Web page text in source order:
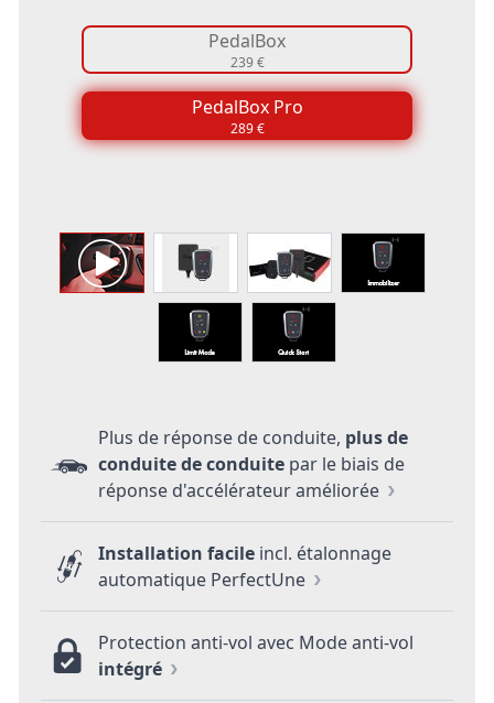
Plus de réponse de conduite, plus de
conduite de conduite par le biais de
réponse d'accélérateur améliorée
Installation facile incl. étalonnage
automatique PerfectUne
Protection anti-vol avec Mode anti-vol
intégré
PedalBox
239 €
PedalBox Pro
289 €